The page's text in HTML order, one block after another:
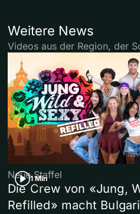
Weitere News
Videos aus der Region, der
1 Min
Neue Staffel
Die Crew von «Jung,
Refilled» macht